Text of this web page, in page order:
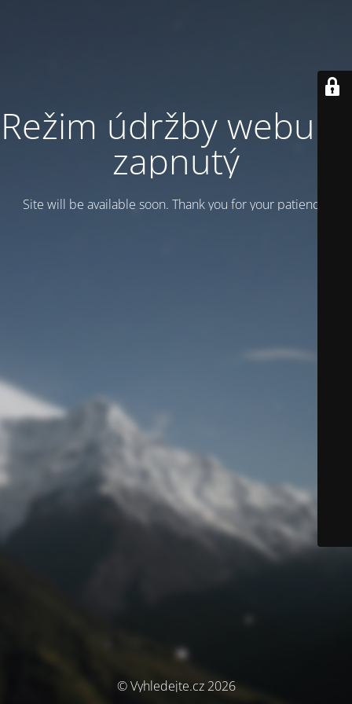
Režim údržby webu je
zapnutý
Site will be available soon. Thank you for your patience!
© Vyhledejte.cz 2026